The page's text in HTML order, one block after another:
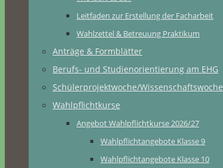
Leitfaden zur Erstellung der Facharbeit
Wahlzettel & Betreuung Praktikum
Anträge & Formblätter
Berufs- und Studienorientierung am EHG
Schülerprojektwoche/Wissenschaftswoche
Wahlpflichtkurse
Angebot Wahlpflichtkurse 2026/27
Wahlpflichtangebote Klasse 9
Wahlpflichtangebote Klasse 10